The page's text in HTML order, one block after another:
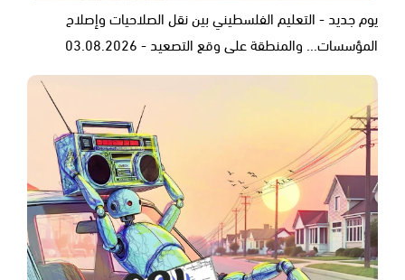
يوم جديد - التعليم الفلسطيني بين نقل الصلاحيات وإصلاح
المؤسسات... والمنطقة على وقع التصعيد - 03.08.2026